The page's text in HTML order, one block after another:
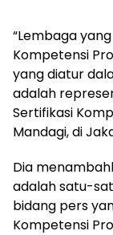
“Lembaga
Kompetensi
yang diatur
adalah
Sertifikasi
Mandagi, di
Dia
adalah satu-
bidang pers
Kompetensi